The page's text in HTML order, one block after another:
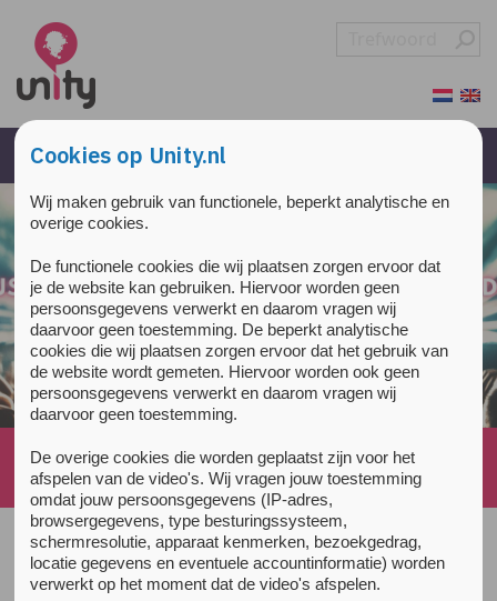
Home »Nieuws»
Maak je je zorgen over het alcohol of drugsgebruik...
Alle nieuwsberichten
28 maart 2018
Cookies op Unity.nl
Wij maken gebruik van functionele, beperkt analytische en
overige cookies.
De functionele cookies die wij plaatsen zorgen ervoor dat
je de website kan gebruiken. Hiervoor worden geen
persoonsgegevens verwerkt en daarom vragen wij
daarvoor geen toestemming. De beperkt analytische
cookies die wij plaatsen zorgen ervoor dat het gebruik van
de website wordt gemeten. Hiervoor worden ook geen
persoonsgegevens verwerkt en daarom vragen wij
daarvoor geen toestemming.
De overige cookies die worden geplaatst zijn voor het
afspelen van de video's. Wij vragen jouw toestemming
omdat jouw persoonsgegevens (IP-adres,
browsergegevens, type besturingssysteem,
schermresolutie, apparaat kenmerken, bezoekgedrag,
locatie gegevens en eventuele accountinformatie) worden
verwerkt op het moment dat de video's afspelen.